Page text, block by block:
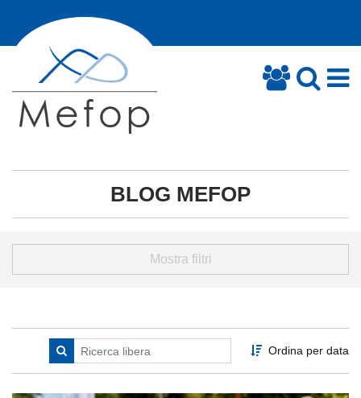
BLOG MEFOP
Mostra filtri
Ordina per data